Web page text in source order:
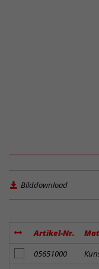
Bilddownload
Artikel-Nr.
Artikel zum Merkzettel
05651000